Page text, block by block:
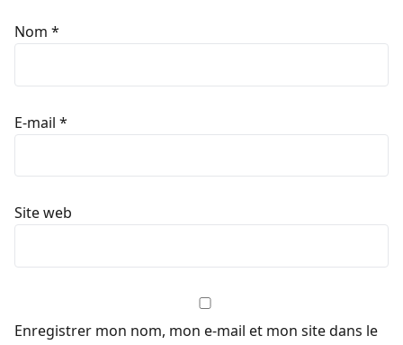
Nom *
E-mail *
Site web
Enregistrer mon nom, mon e-mail et mon site dans le